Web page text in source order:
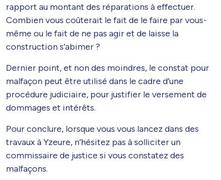
rapport au montant des réparations à effectuer.
Combien vous coûterait le fait de le faire par vous-
même ou le fait de ne pas agir et de laisse la
construction s’abimer ?
Dernier point, et non des moindres, le constat pour
malfaçon peut être utilisé dans le cadre d’une
procédure judiciaire, pour justifier le versement de
dommages et intérêts.
Pour conclure, lorsque vous vous lancez dans des
travaux à Yzeure, n’hésitez pas à solliciter un
commissaire de justice si vous constatez des
malfaçons.